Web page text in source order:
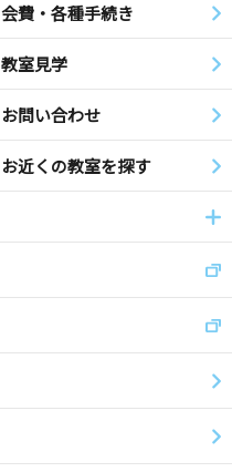
会費・各種手続き
教室見学
お問い合わせ
お近くの教室を探す